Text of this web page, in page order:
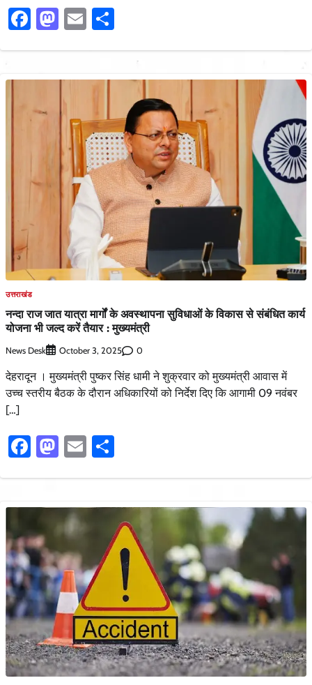
Facebook
Mastodon
Email
उत्तराखंड
नन्दा राज जात यात्रा मार्गों के अवस्थापना सुविधाओं के विकास से संबंधित कार्य
योजना भी जल्द करें तैयार : मुख्यमंत्री
News Desk October 3, 2025 0
देहरादून । मुख्यमंत्री पुष्कर सिंह धामी ने शुक्रवार को मुख्यमंत्री आवास में
उच्च स्तरीय बैठक के दौरान अधिकारियों को निर्देश दिए कि आगामी 09 नवंबर
[…]
Facebook
Mastodon
Email